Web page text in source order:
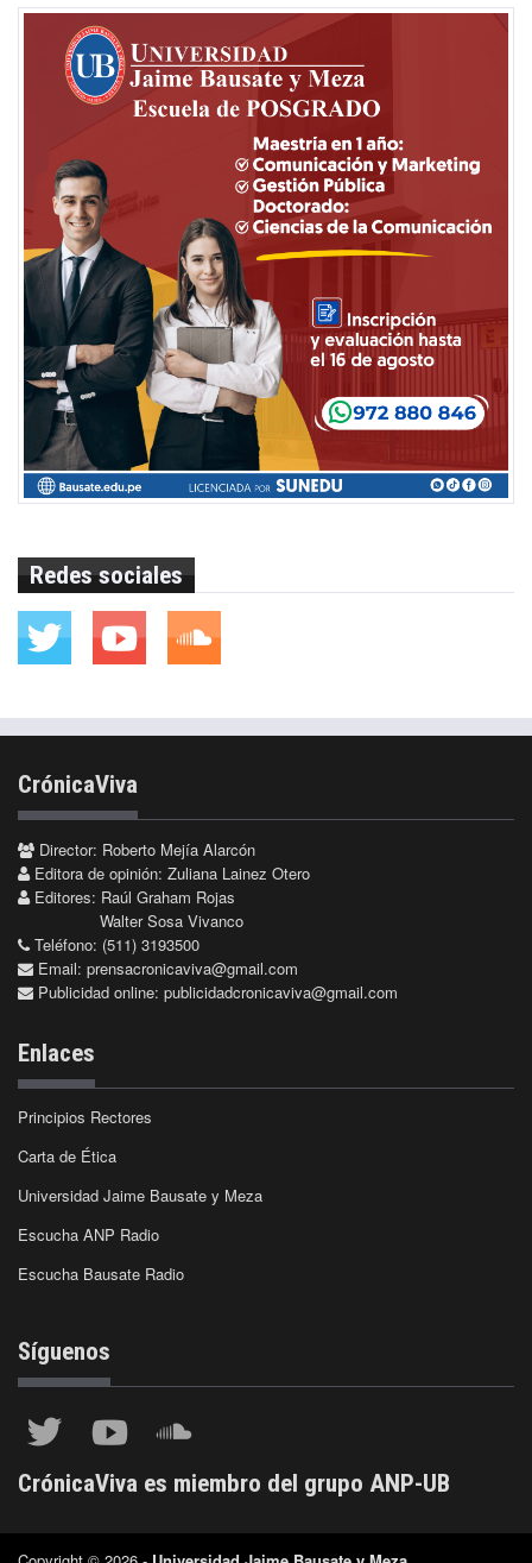
Redes sociales
CrónicaViva
Director: Roberto Mejía Alarcón
Editora de opinión: Zuliana Lainez Otero
Editores: Raúl Graham Rojas
Walter Sosa Vivanco
Teléfono: (511) 3193500
Email: prensacronicaviva@gmail.com
Publicidad online: publicidadcronicaviva@gmail.com
Enlaces
Principios Rectores
Carta de Ética
Universidad Jaime Bausate y Meza
Escucha ANP Radio
Escucha Bausate Radio
Síguenos
CrónicaViva es miembro del grupo ANP-UB